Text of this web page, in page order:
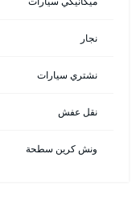
نجار
نشتري سيارات
نقل عفش
ونش كرين سطحة